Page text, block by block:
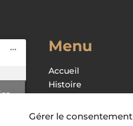
Gérer le consentement
Menu
Accueil
Histoire
Recettes